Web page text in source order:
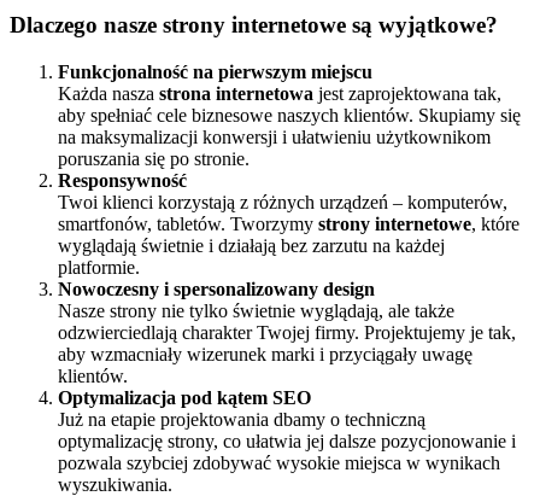
Dlaczego nasze strony internetowe są wyjątkowe?
Funkcjonalność na pierwszym miejscu
Każda nasza strona internetowa jest zaprojektowana tak,
aby spełniać cele biznesowe naszych klientów. Skupiamy się
na maksymalizacji konwersji i ułatwieniu użytkownikom
poruszania się po stronie.
Responsywność
Twoi klienci korzystają z różnych urządzeń – komputerów,
smartfonów, tabletów. Tworzymy strony internetowe, które
wyglądają świetnie i działają bez zarzutu na każdej
platformie.
Nowoczesny i spersonalizowany design
Nasze strony nie tylko świetnie wyglądają, ale także
odzwierciedlają charakter Twojej firmy. Projektujemy je tak,
aby wzmacniały wizerunek marki i przyciągały uwagę
klientów.
Optymalizacja pod kątem SEO
Już na etapie projektowania dbamy o techniczną
optymalizację strony, co ułatwia jej dalsze pozycjonowanie i
pozwala szybciej zdobywać wysokie miejsca w wynikach
wyszukiwania.